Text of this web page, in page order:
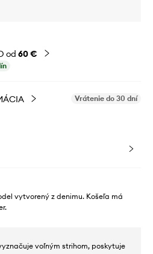
od 60 €
Vrátenie do 30 dní
vytvorený z denimu. Košeľa má
voľným strihom, poskytuje